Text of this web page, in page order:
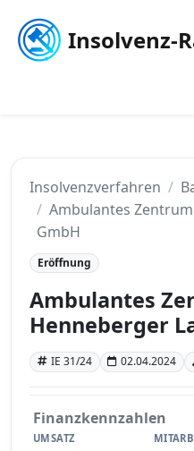
Insolvenz-
Insolvenzverfahren
Ambulantes
GmbH
Eröffnung
Ambulantes
Henneberger
IE 31/24 02.04.2024
Finanzkennzahlen
UMSATZ